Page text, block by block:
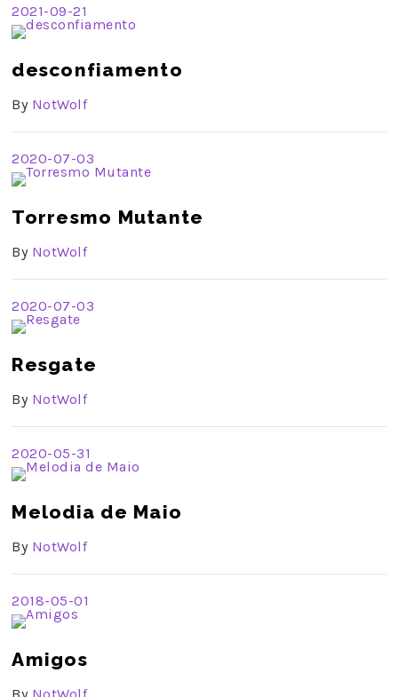
2021-09-21
desconfiamento
By NotWolf
2020-07-03
Torresmo Mutante
By NotWolf
2020-07-03
Resgate
By NotWolf
2020-05-31
Melodia de Maio
By NotWolf
2018-05-01
Amigos
By NotWolf